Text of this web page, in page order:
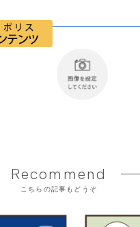
Recommend
こちらの記事もどうぞ